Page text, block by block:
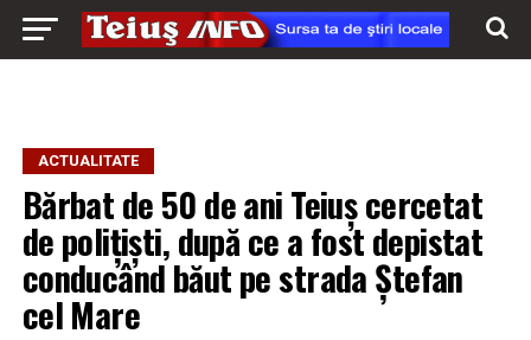
ACTUALITATE
Bărbat de 50 de ani Teiuș cercetat
de polițiști, după ce a fost depistat
conducând băut pe strada Ștefan
cel Mare